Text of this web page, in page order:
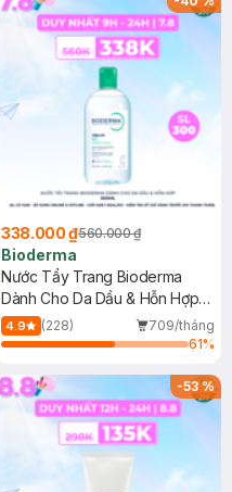
338.000 ₫560.000 ₫
Bioderma
Nước Tẩy Trang Bioderma
Dành Cho Da Dầu & Hỗn Hợp
500ml
4.9 (228)
709/tháng
61%
-53%